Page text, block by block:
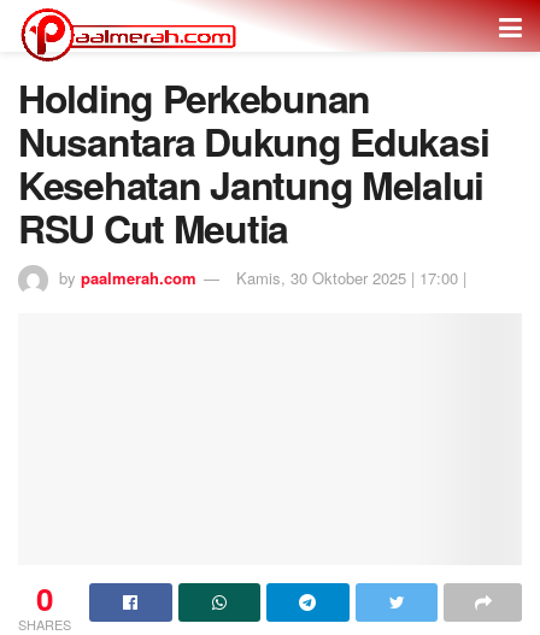
Holding Perkebunan
Nusantara Dukung Edukasi
Kesehatan Jantung Melalui
RSU Cut Meutia
by paalmerah.com Kamis, 30 Oktober 2025 | 17:00 |
0
SHARES